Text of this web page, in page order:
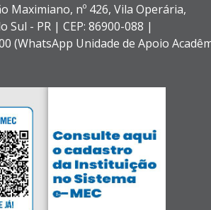
Maximiano, nº 426, Vila Operária,
Sul - PR | CEP: 86900-088 |
(WhatsApp Unidade de Apoio